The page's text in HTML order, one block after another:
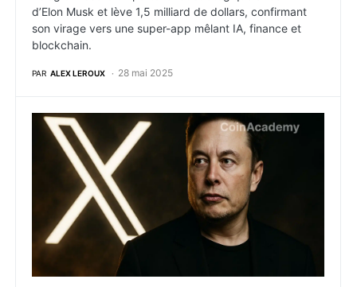
d’Elon Musk et lève 1,5 milliard de dollars, confirmant
son virage vers une super-app mêlant IA, finance et
blockchain.
PAR ALEX LEROUX 28 mai 2025
Elon Musk active la phase bêta de X Money :